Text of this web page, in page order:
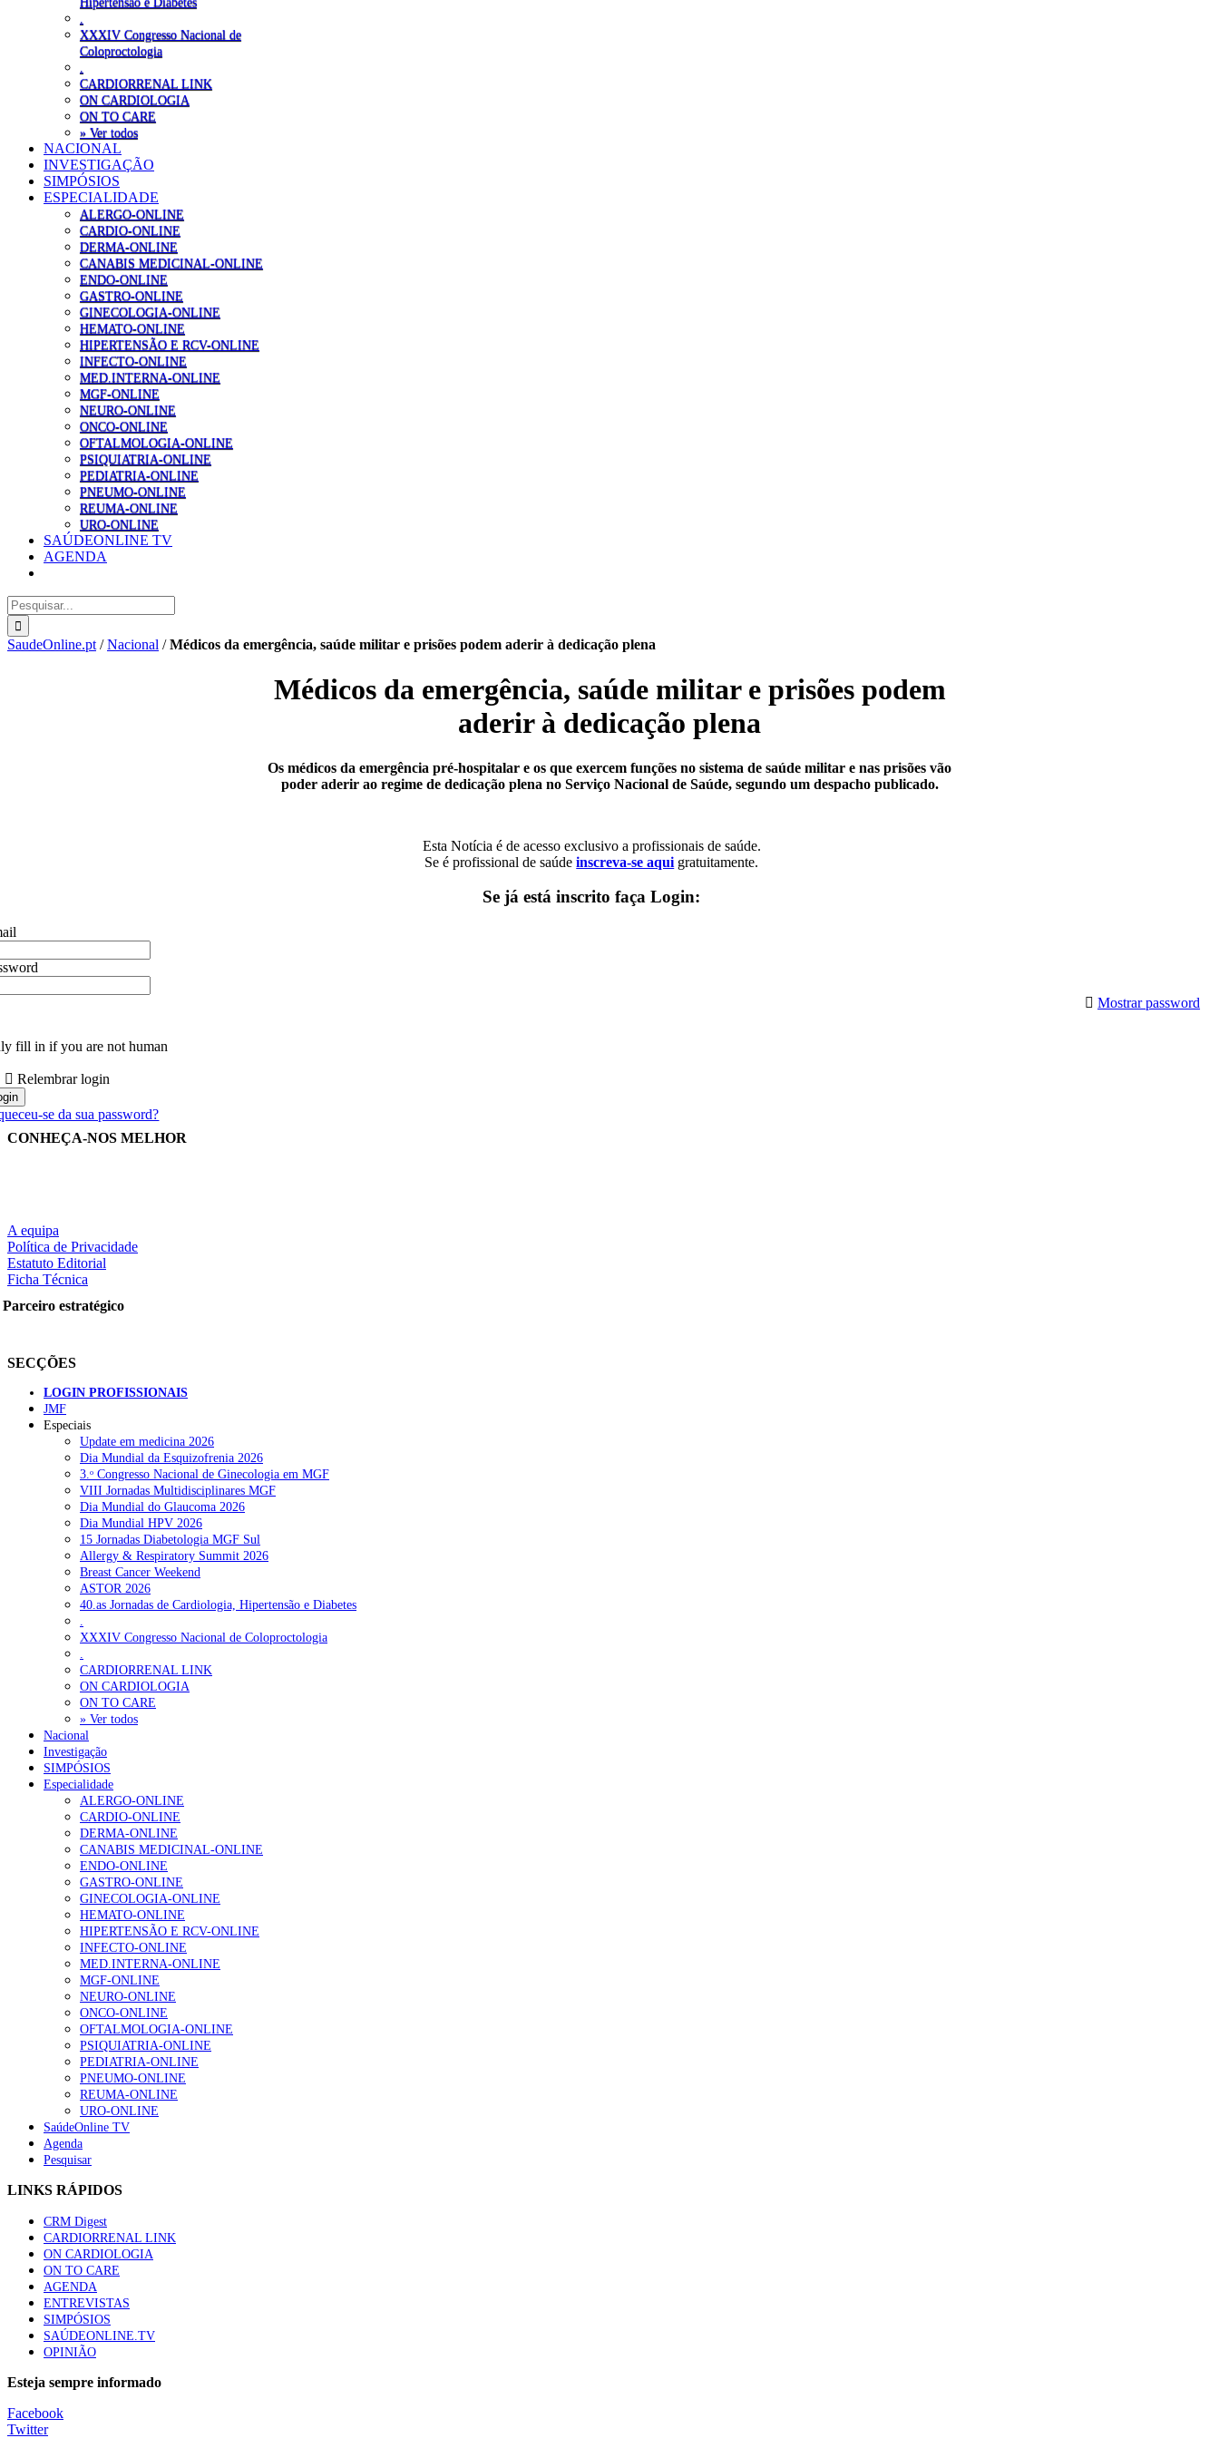
XXXIV Congresso Nacional de
Coloproctologia
CARDIORRENAL LINK
ON CARDIOLOGIA
ON TO CARE
» Ver todos
NACIONAL
INVESTIGAÇÃO
SIMPÓSIOS
ESPECIALIDADE
ALERGO-ONLINE
CARDIO-ONLINE
DERMA-ONLINE
CANABIS MEDICINAL-ONLINE
ENDO-ONLINE
GASTRO-ONLINE
GINECOLOGIA-ONLINE
HEMATO-ONLINE
HIPERTENSÃO E RCV-ONLINE
INFECTO-ONLINE
MED.INTERNA-ONLINE
MGF-ONLINE
NEURO-ONLINE
ONCO-ONLINE
OFTALMOLOGIA-ONLINE
PSIQUIATRIA-ONLINE
PEDIATRIA-ONLINE
PNEUMO-ONLINE
REUMA-ONLINE
URO-ONLINE
SAÚDEONLINE TV
AGENDA
Pesquisar
SaudeOnline.pt /Nacional /Médicos da emergência, saúde militar e prisões podem aderir à dedicação plena
Médicos da emergência, saúde militar e prisões podem
aderir à dedicação plena
Os médicos da emergência pré-hospitalar e os que exercem funções no sistema de saúde militar e nas prisões vão
poder aderir ao regime de dedicação plena no Serviço Nacional de Saúde, segundo um despacho publicado.
Esta Notícia é de acesso exclusivo a profissionais de saúde.
Se é profissional de saúdeinscreva-se aqui gratuitamente.
Se já está inscrito faça Login:
Mostrar password
fill in if you are not human
Relembrar login
se da sua password?
CONHEÇA-NOS MELHOR
A equipa
Política de Privacidade
Estatuto Editorial
Ficha Técnica
Parceiro estratégico
SECÇÕES
LOGIN PROFISSIONAIS
JMF
Especiais
Update em medicina 2026
Dia Mundial da Esquizofrenia 2026
3.ᵒ Congresso Nacional de Ginecologia em MGF
VIII Jornadas Multidisciplinares MGF
Dia Mundial do Glaucoma 2026
Dia Mundial HPV 2026
15 Jornadas Diabetologia MGF Sul
Allergy & Respiratory Summit 2026
Breast Cancer Weekend
ASTOR 2026
40.as Jornadas de Cardiologia, Hipertensão e Diabetes
.
XXXIV Congresso Nacional de Coloproctologia
.
CARDIORRENAL LINK
ON CARDIOLOGIA
ON TO CARE
» Ver todos
Nacional
Investigação
SIMPÓSIOS
Especialidade
ALERGO-ONLINE
CARDIO-ONLINE
DERMA-ONLINE
CANABIS MEDICINAL-ONLINE
ENDO-ONLINE
GASTRO-ONLINE
GINECOLOGIA-ONLINE
HEMATO-ONLINE
HIPERTENSÃO E RCV-ONLINE
INFECTO-ONLINE
MED.INTERNA-ONLINE
MGF-ONLINE
NEURO-ONLINE
ONCO-ONLINE
OFTALMOLOGIA-ONLINE
PSIQUIATRIA-ONLINE
PEDIATRIA-ONLINE
PNEUMO-ONLINE
REUMA-ONLINE
URO-ONLINE
SaúdeOnline TV
Agenda
Pesquisar
LINKS RÁPIDOS
CRM Digest
CARDIORRENAL LINK
ON CARDIOLOGIA
ON TO CARE
AGENDA
ENTREVISTAS
SIMPÓSIOS
SAÚDEONLINE.TV
OPINIÃO
Esteja sempre informado
Facebook
Twitter